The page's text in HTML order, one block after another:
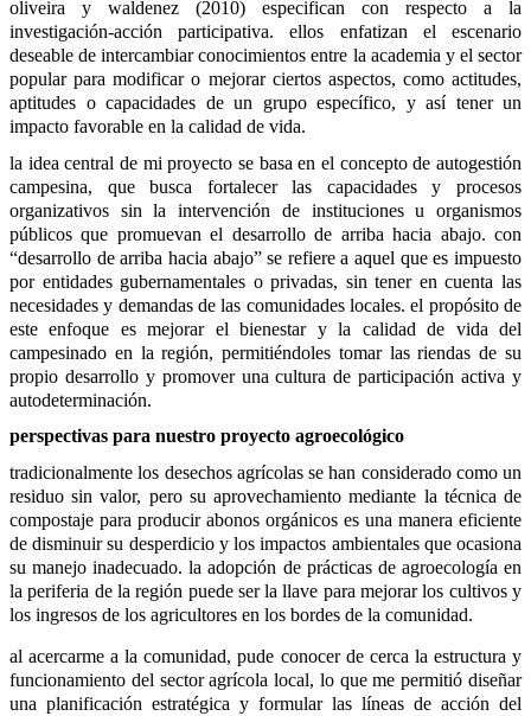
oliveira y waldenez (2010) especifican con respecto a la
investigación-acción participativa. ellos enfatizan el escenario
deseable de intercambiar conocimientos entre la academia y el sector
popular para modificar o mejorar ciertos aspectos, como actitudes,
aptitudes o capacidades de un grupo específico, y así tener un
impacto favorable en la calidad de vida.
la idea central de mi proyecto se basa en el concepto de autogestión
campesina, que busca fortalecer las capacidades y procesos
organizativos sin la intervención de instituciones u organismos
públicos que promuevan el desarrollo de arriba hacia abajo. con
“desarrollo de arriba hacia abajo” se refiere a aquel que es impuesto
por entidades gubernamentales o privadas, sin tener en cuenta las
necesidades y demandas de las comunidades locales. el propósito de
este enfoque es mejorar el bienestar y la calidad de vida del
campesinado en la región, permitiéndoles tomar las riendas de su
propio desarrollo y promover una cultura de participación activa y
autodeterminación.
perspectivas para nuestro proyecto agroecológico
tradicionalmente los desechos agrícolas se han considerado como un
residuo sin valor, pero su aprovechamiento mediante la técnica de
compostaje para producir abonos orgánicos es una manera eficiente
de disminuir su desperdicio y los impactos ambientales que ocasiona
su manejo inadecuado. la adopción de prácticas de agroecología en
la periferia de la región puede ser la llave para mejorar los cultivos y
los ingresos de los agricultores en los bordes de la comunidad.
al acercarme a la comunidad, pude conocer de cerca la estructura y
funcionamiento del sector agrícola local, lo que me permitió diseñar
una planificación estratégica y formular las líneas de acción del